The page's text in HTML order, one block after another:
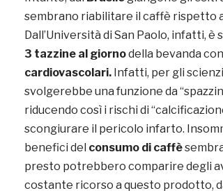
sembrano riabilitare il caffè rispetto
Dall’Università di San Paolo, infatti,
3 tazzine al giornodella bevanda
cardiovascolari. Infatti, per gli
svolgerebbe una funzione da
riducendo così i rischi di
scongiurare il pericolo infarto.
benefici del consumo di caffè
presto potrebbero comparire degli
costante ricorso a questo prodotto,